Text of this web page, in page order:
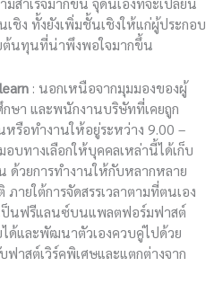
ชิง ทั้งยังเพิ่มชั้นเชิงให้แก่ผู้ประกอบ
ต้นทุนที่น่าพึงพอใจมากขึ้น
: นอกเหนือจากมุมมองของผู้
ษา และพนักงานบริษัทที่เคยถูก
หรือทำงานให้อยู่ระหว่าง 9.00 –
บทางเลือกให้บุคคลเหล่านี้ได้เก็บ
ด้วยการทำงานให้กับหลากหลาย
ายใต้การจัดสรรเวลาตามที่ตนเอง
ป็นฟรีแลนซ์บนแพลตฟอร์มฟาสต์
ได้และพัฒนาตัวเองควบคู่ไปด้วย
าสต์เวิร์คพิเศษและแตกต่างจาก